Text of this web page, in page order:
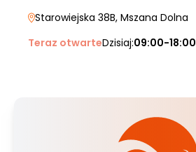
Starowiejska 38B, Mszana Dolna
Teraz otwarteDzisiaj:09:00-18:00